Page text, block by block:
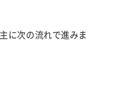
に次の流れで進みま